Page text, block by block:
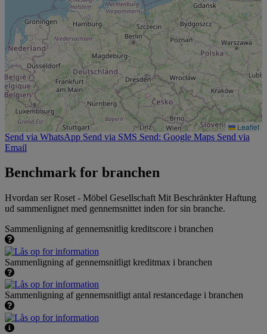
Leaflet
Send via WhatsApp Send via SMS Send: Google Maps Send via
Email
Benchmark for branchen
Hvordan ser Roset - Möbel Gesellschaft Mit Beschränkter Haftung
ud sammenlignet med gennemsnittet inden for sin branche.
Sammenligning af gennemsnitlig kreditscore i branchen
Sammenligning af gennemsnitligt kreditmax i branchen
Sammenligning af gennemsnitligt antal restancedage i branchen